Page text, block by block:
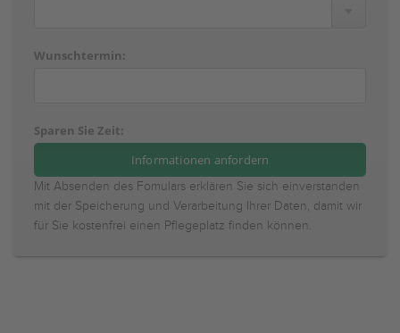
Wunschtermin:
Sparen Sie Zeit:
Mit Absenden des Fomulars erklären Sie sich einverstanden
mit der Speicherung und Verarbeitung Ihrer Daten, damit wir
für Sie kostenfrei einen Pflegeplatz finden können.